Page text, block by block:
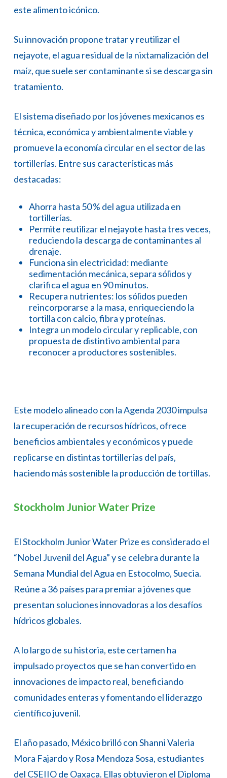
este alimento icónico.
Su innovación propone tratar y reutilizar el
nejayote, el agua residual de la nixtamalización del
maíz, que suele ser contaminante si se descarga sin
tratamiento.
El sistema diseñado por los jóvenes mexicanos es
técnica, económica y ambientalmente viable y
promueve la economía circular en el sector de las
tortillerías. Entre sus características más
destacadas:
Ahorra hasta 50 % del agua utilizada en
tortillerías.
Permite reutilizar el nejayote hasta tres veces,
reduciendo la descarga de contaminantes al
drenaje.
Funciona sin electricidad: mediante
sedimentación mecánica, separa sólidos y
clarifica el agua en 90 minutos.
Recupera nutrientes: los sólidos pueden
reincorporarse a la masa, enriqueciendo la
tortilla con calcio, fibra y proteínas.
Integra un modelo circular y replicable, con
propuesta de distintivo ambiental para
reconocer a productores sostenibles.
Este modelo alineado con la Agenda 2030 impulsa
la recuperación de recursos hídricos, ofrece
beneficios ambientales y económicos y puede
replicarse en distintas tortillerías del país,
haciendo más sostenible la producción de tortillas.
Stockholm Junior Water Prize
El Stockholm Junior Water Prize es considerado el
“Nobel Juvenil del Agua” y se celebra durante la
Semana Mundial del Agua en Estocolmo, Suecia.
Reúne a 36 países para premiar a jóvenes que
presentan soluciones innovadoras a los desafíos
hídricos globales.
A lo largo de su historia, este certamen ha
impulsado proyectos que se han convertido en
innovaciones de impacto real, beneficiando
comunidades enteras y fomentando el liderazgo
científico juvenil.
El año pasado, México brilló con Shanni Valeria
Mora Fajardo y Rosa Mendoza Sosa, estudiantes
del CSEIIO de Oaxaca. Ellas obtuvieron el Diploma